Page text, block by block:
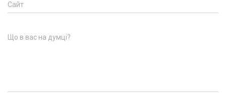
Сайт
Що в вас на думці?